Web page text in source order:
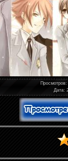
Просмотров:
Дата: